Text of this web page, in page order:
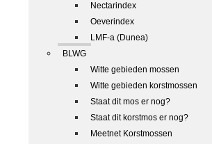
Nectarindex
Oeverindex
LMF-a (Dunea)
BLWG
Witte gebieden mossen
Witte gebieden korstmossen
Staat dit mos er nog?
Staat dit korstmos er nog?
Meetnet Korstmossen